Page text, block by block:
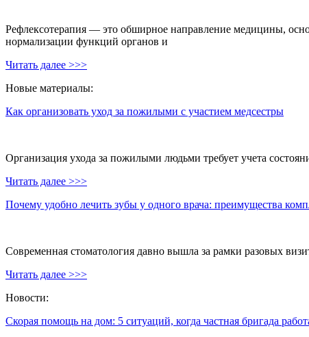
Рефлексотерапия — это обширное направление медицины,
нормализации функций органов и
Читать далее >>>
Новые материалы:
Как организовать уход за пожилыми с участием медсестры
Организация ухода за пожилыми людьми требует учета
Читать далее >>>
Почему удобно лечить зубы у одного врача: преимущества
Современная стоматология давно вышла за рамки разовых
Читать далее >>>
Новости:
Скорая помощь на дом: 5 ситуаций, когда частная бригада